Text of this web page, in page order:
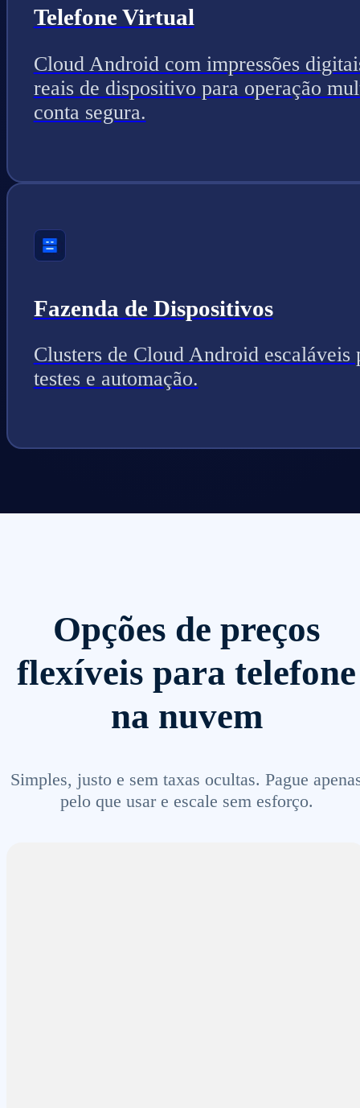
Telefone Virtual
Cloud Android com impressões
reais de dispositivo para operação
conta segura.
Fazenda de Dispositivos
Clusters de Cloud Android escaláveis
testes e automação.
Opções de preços
flexíveis para telefone
na nuvem
Simples, justo e sem taxas ocultas. Pague
pelo que usar e escale sem esforço.